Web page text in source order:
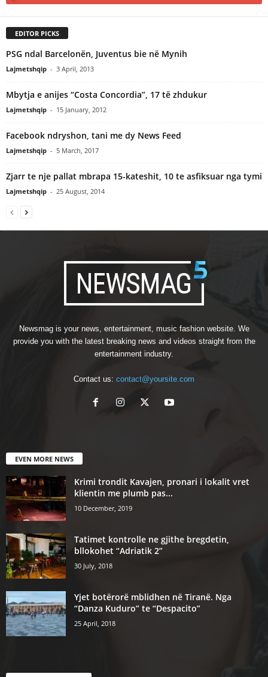
EDITOR PICKS
PSG ndal Barcelonën, Juventus bie në Mynih
Lajmetshqip - 3 April, 2013
Mbytja e anijes “Costa Concordia”, 17 të zhdukur
Lajmetshqip - 15 January, 2012
Facebook ndryshon, tani me dy News Feed
Lajmetshqip - 5 March, 2017
Zjarr te nje pallat mbrapa 15-kateshit, 10 te asfiksuar nga tymi
Lajmetshqip - 25 August, 2014
Newsmag is your news, entertainment, music fashion website. We
provide you with the latest breaking news and videos straight from the
entertainment industry.
Contact us: contact@yoursite.com
EVEN MORE NEWS
Krimi trondit Kavajen, pronari i lokalit vret
klientin me plumb pas...
10 December, 2019
Tatimet kontrolle ne gjithe bregdetin,
bllokohet “Adriatik 2”
30 July, 2018
Yjet botërorë mblidhen në Tiranë. Nga
“Danza Kuduro” te “Despacito”
25 April, 2018